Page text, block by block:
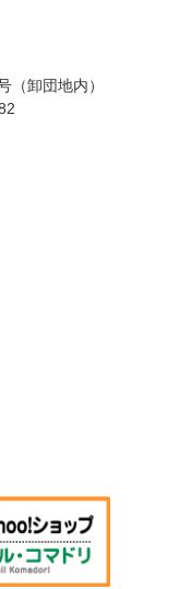
（卸団地内）